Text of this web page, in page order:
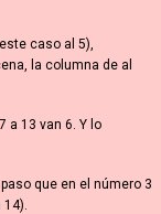
caso al 5),
la columna de al
a 13 van 6. Y lo
que en el número 3